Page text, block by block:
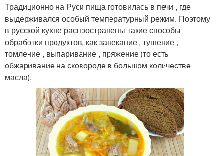
Традиционно на Руси пища готовилась в печи , где
выдерживался особый температурный режим. Поэтому
в русской кухне распространены такие способы
обработки продуктов, как запекание , тушение ,
томление , выпаривание , пряжение (то есть
обжаривание на сковороде в большом количестве
масла).